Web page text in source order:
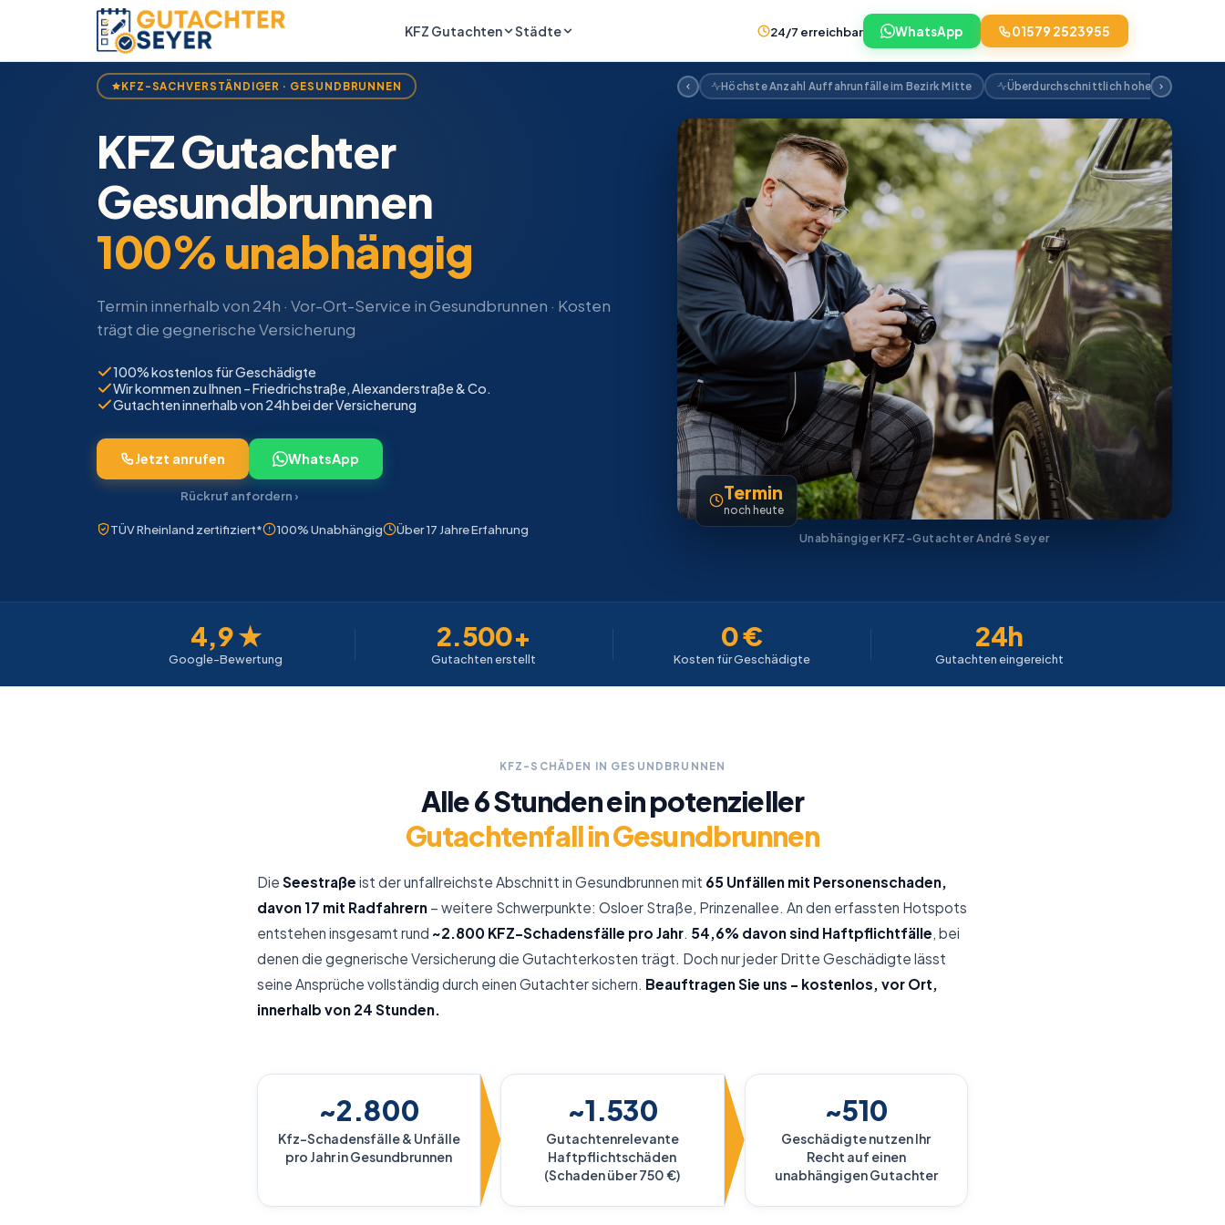
KFZ Gutachten Städte 24/7 erreichbar WhatsApp 01579 2523955
KFZ-SACHVERSTÄNDIGER · GESUNDBRUNNEN Höchste Anzahl Auffahrunfälle im Bezirk Mitte Überdurchschnittlich hohe
KFZ Gutachter
Gesundbrunnen
100% unabhängig
Termin innerhalb von 24h · Vor-Ort-Service in Gesundbrunnen · Kosten
trägt die gegnerische Versicherung
100% kostenlos für Geschädigte
Wir kommen zu Ihnen – Friedrichstraße, Alexanderstraße & Co.
Gutachten innerhalb von 24h bei der Versicherung
Jetzt anrufen WhatsApp
Rückruf anfordern ›
TÜV Rheinland zertifiziert* 100% Unabhängig Über 17 Jahre Erfahrung
Termin
noch heute
Unabhängiger KFZ-Gutachter André Seyer
4,9 ★
Google-Bewertung
2.500+
Gutachten erstellt
0 €
Kosten für Geschädigte
24h
Gutachten eingereicht
KFZ-SCHÄDEN IN GESUNDBRUNNEN
Alle 6 Stunden ein potenzieller
Gutachtenfall in Gesundbrunnen
Die Seestraße ist der unfallreichste Abschnitt in Gesundbrunnen mit 65 Unfällen mit Personenschaden,
davon 17 mit Radfahrern – weitere Schwerpunkte: Osloer Straße, Prinzenallee. An den erfassten Hotspots
entstehen insgesamt rund ~2.800 KFZ-Schadensfälle pro Jahr. 54,6% davon sind Haftpflichtfälle, bei
denen die gegnerische Versicherung die Gutachterkosten trägt. Doch nur jeder Dritte Geschädigte lässt
seine Ansprüche vollständig durch einen Gutachter sichern. Beauftragen Sie uns – kostenlos, vor Ort,
innerhalb von 24 Stunden.
~2.800
Kfz-Schadensfälle & Unfälle
pro Jahr in Gesundbrunnen
~1.530
Gutachtenrelevante
Haftpflichtschäden
(Schaden über 750 €)
~510
Geschädigte nutzen Ihr
Recht auf einen
unabhängigen Gutachter